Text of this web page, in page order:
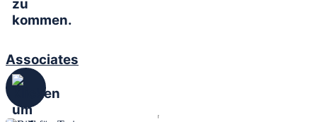
Associates